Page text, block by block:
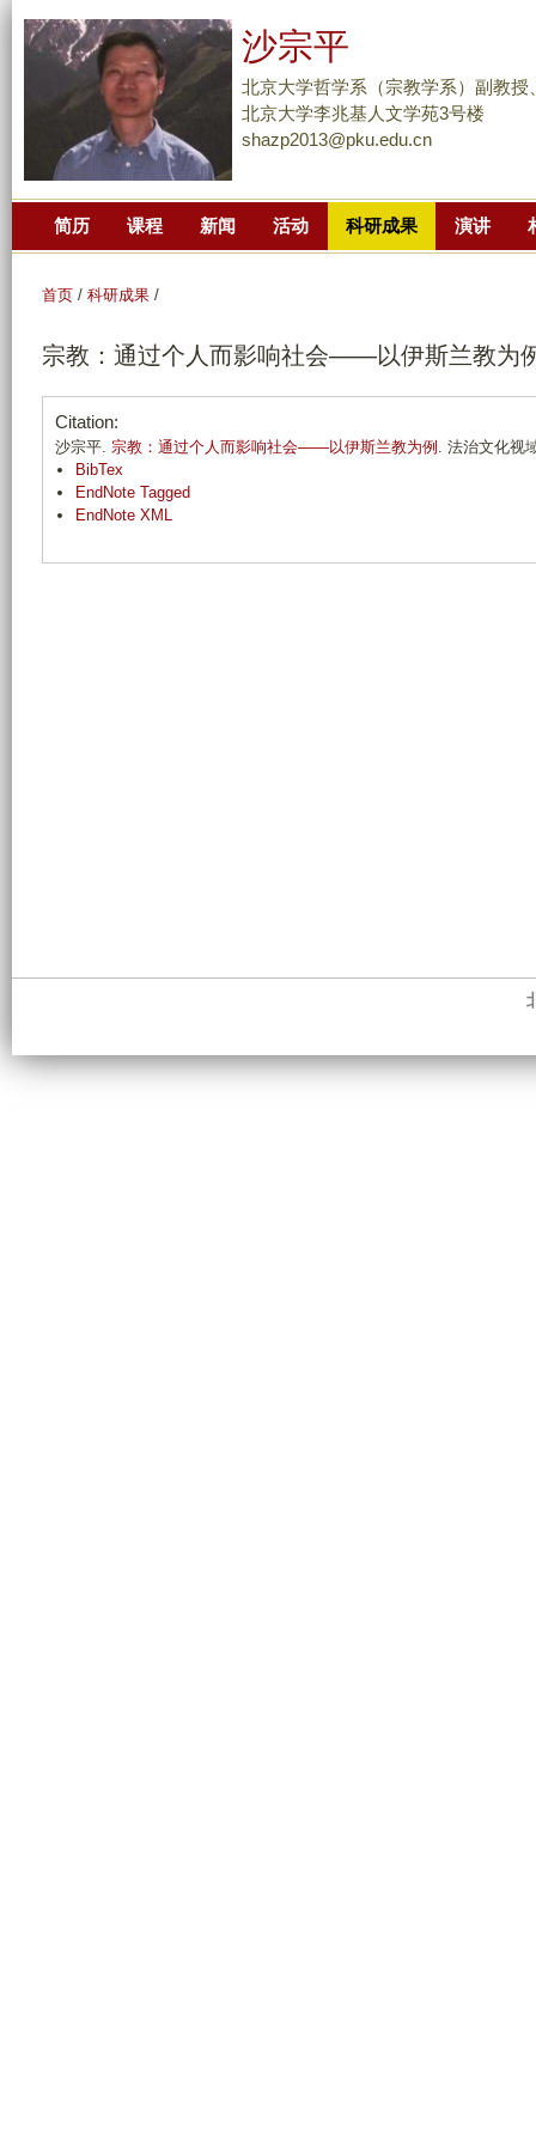
到
主
分
沙宗平
北京大学哲学系（宗教学系）副教授
北京大学李兆基人文学苑3号楼
shazp2013@pku.edu.cn
简历 课程 新闻 活动 科研成果 演讲
首页 / 科研成果 /
宗教：通过个人而影响社会——以伊斯兰教为
Citation:
沙宗平. 宗教：通过个人而影响社会——以伊斯兰教为例 . 法治文化视
BibTex
EndNote Tagged
EndNote XML